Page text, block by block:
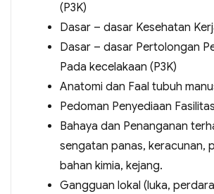
(P3K)
Dasar – dasar Kesehatan
Dasar – dasar Pertolongan
Pada kecelakaan (P3K)
Anatomi dan Faal tubuh
Pedoman Penyediaan
Bahaya dan Penanganan
sengatan panas, keracunan,
bahan kimia, kejang.
Gangguan lokal (luka,